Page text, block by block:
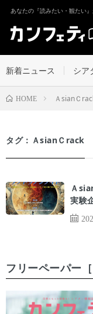
あなたの『読みたい・観たい』
新着ニュース シア
HOME ＡsianＣ
タグ：ＡsianＣrack
Ａ
実験
フリーペーパー